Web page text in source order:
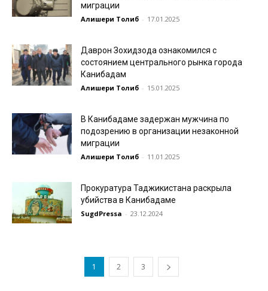
миграции
Алишери Толиб - 17.01.2025
Даврон Зохидзода ознакомился с
состоянием центрального рынка города
Канибадам
Алишери Толиб - 15.01.2025
В Канибадаме задержан мужчина по
подозрению в организации незаконной
миграции
Алишери Толиб - 11.01.2025
Прокуратура Таджикистана раскрыла
убийства в Канибадаме
SugdPressa - 23.12.2024
1 2 3